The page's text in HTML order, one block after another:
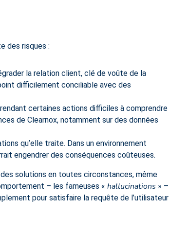
des risques :
la relation client, clé de voûte de la
difficilement conciliable avec des
certaines actions difficiles à comprendre
de Clearnox, notamment sur des données
qu’elle traite. Dans un environnement
engendrer des conséquences coûteuses.
solutions en toutes circonstances, même
– les fameuses « hallucinations » –
pour satisfaire la requête de l’utilisateur